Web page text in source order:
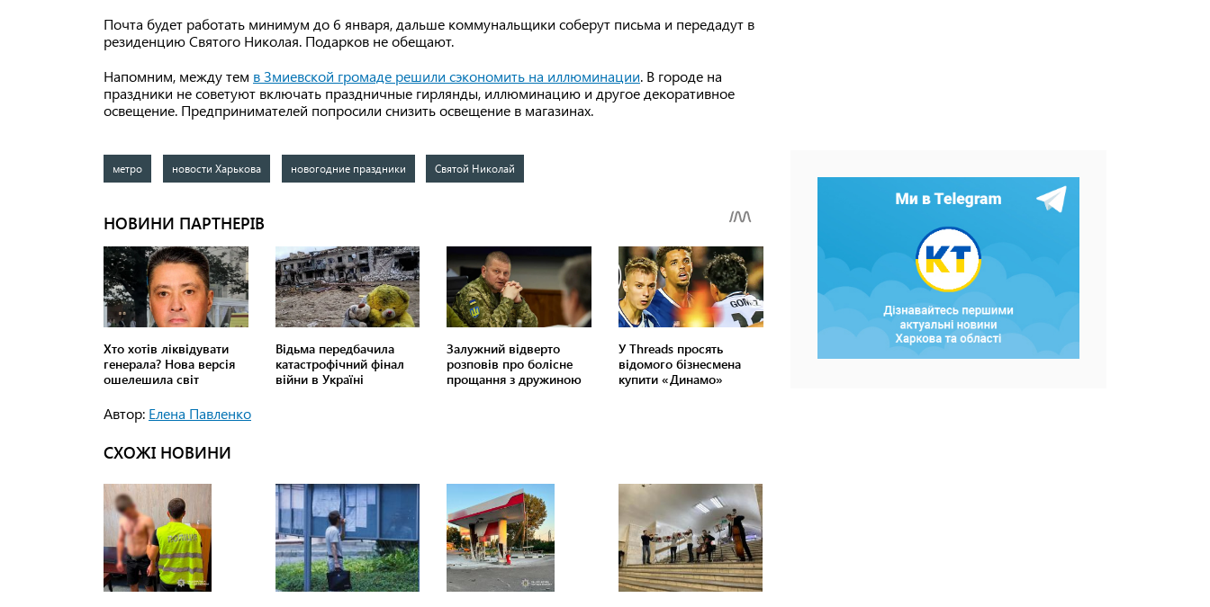
Почта будет работать минимум до 6 января, дальше коммунальщики соберут письма и передадут в
резиденцию Святого Николая. Подарков не обещают.
Напомним, между тем в Змиевской громаде решили сэкономить на иллюминации. В городе на
праздники не советуют включать праздничные гирлянды, иллюминацию и другое декоративное
освещение. Предпринимателей попросили снизить освещение в магазинах.
метро новости Харькова новогодние праздники Святой Николай
Автор: Елена Павленко
СХОЖІ НОВИНИ